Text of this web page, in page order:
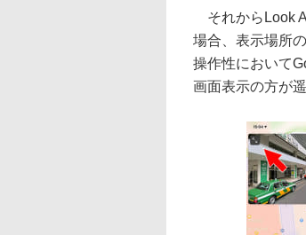
それからLook
場合、表示場所
操作性において
画面表示の方が